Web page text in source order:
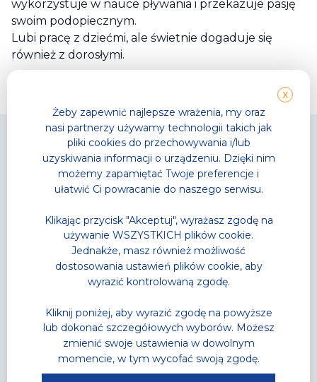
wykorzystuje w nauce pływania i przekazuje pasję
swoim podopiecznym.
Lubi pracę z dziećmi, ale świetnie dogaduje się
również z dorosłymi.
Wodne atrakcje
Strefa Saun
Akademia Pływania
Zajęcia w wodzie
– Półkolonie
Wodne Urodziny
Lodowisko
Gastronomia
Sklep Sportowy
Strefy sportowe
Zajęcia fitness
Cennik
Karnety
Trenerzy personalni
Grafik zajęć
X
Żeby zapewnić najlepsze wrażenia, my oraz
nasi partnerzy używamy technologii takich jak
pliki cookies do przechowywania i/lub
uzyskiwania informacji o urządzeniu. Dzięki nim
możemy zapamiętać Twoje preferencje i
ułatwić Ci powracanie do naszego serwisu.
Klikając przycisk "Akceptuj", wyrażasz zgodę na
używanie WSZYSTKICH plików cookie.
Jednakże, masz również możliwość
dostosowania ustawień plików cookie, aby
wyrazić kontrolowaną zgodę.
Kliknij poniżej, aby wyrazić zgodę na powyższe
lub dokonać szczegółowych wyborów. Możesz
zmienić swoje ustawienia w dowolnym
momencie, w tym wycofać swoją zgodę.